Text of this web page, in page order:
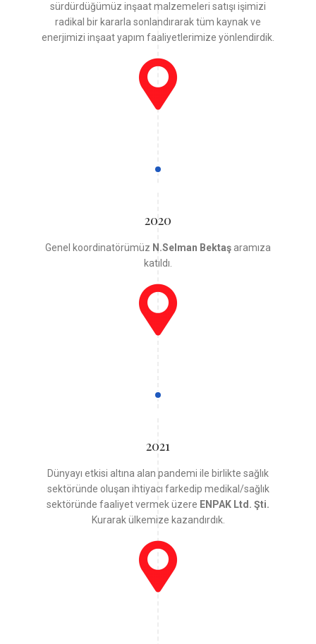
sürdürdüğümüz inşaat malzemeleri satışı işimizi
radikal bir kararla sonlandırarak tüm kaynak ve
enerjimizi inşaat yapım faaliyetlerimize yönlendirdik.
2020
Genel koordinatörümüz N.Selman Bektaş aramıza
katıldı.
2021
Dünyayı etkisi altına alan pandemi ile birlikte sağlık
sektöründe oluşan ihtiyacı farkedip medikal/sağlık
sektöründe faaliyet vermek üzere ENPAK Ltd. Şti.
Kurarak ülkemize kazandırdık.